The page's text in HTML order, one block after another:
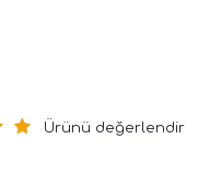
Ürünü değerlendir